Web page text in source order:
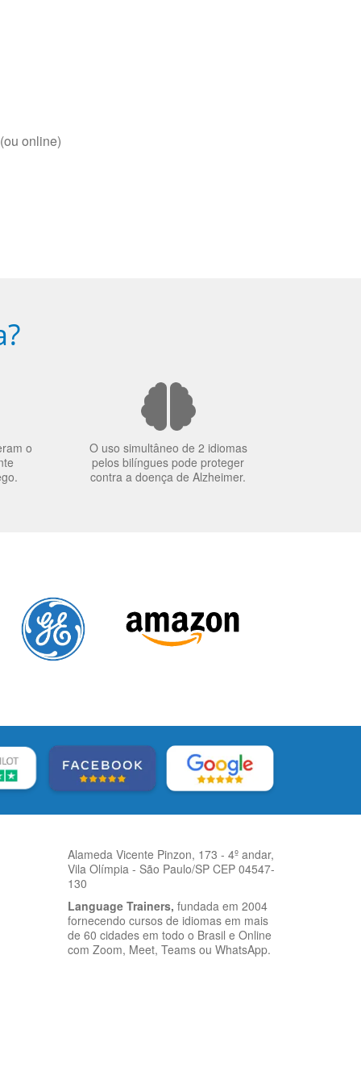
online)
o
O uso simultâneo de 2 idiomas
pelos bilíngues pode proteger
contra a doença de Alzheimer.
Alameda Vicente Pinzon, 173 - 4º andar,
Vila Olímpia - São Paulo/SP CEP 04547-
130
Language Trainers, fundada em 2004
fornecendo cursos de idiomas em mais
de 60 cidades em todo o Brasil e Online
com Zoom, Meet, Teams ou WhatsApp.